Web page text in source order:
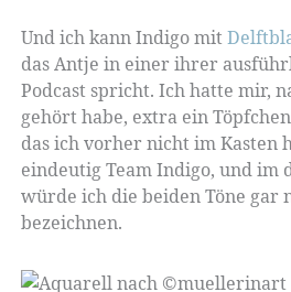
Und ich kann Indigo mit
das Antje in einer ihrer
Podcast spricht. Ich hatte mir,
gehört habe, extra ein
das ich vorher nicht im Kasten
eindeutig Team Indigo, und im
würde ich die beiden Töne gar
bezeichnen.